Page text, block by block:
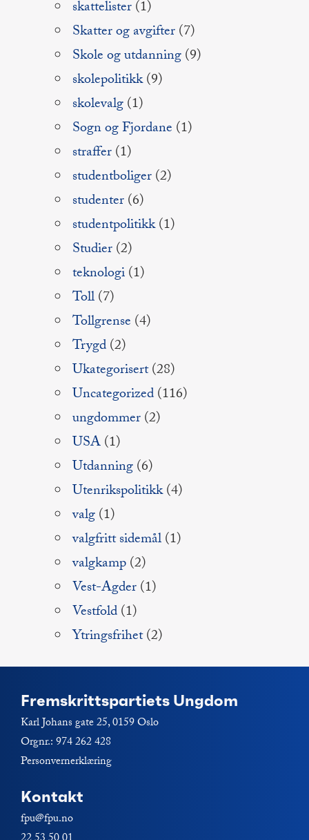
skattelister(1)
Skatter og avgifter(7)
Skole og utdanning(9)
skolepolitikk(9)
skolevalg(1)
Sogn og Fjordane (1)
straffer(1)
studentboliger(2)
studenter(6)
studentpolitikk(1)
Studier(2)
teknologi(1)
Toll(7)
Tollgrense (4)
Trygd(2)
Ukategorisert(28)
Uncategorized(116)
ungdommer(2)
USA(1)
Utdanning(6)
Utenrikspolitikk(4)
valg(1)
valgfritt sidemål(1)
valgkamp(2)
Vest-Agder(1)
Vestfold(1)
Ytringsfrihet(2)
Fremskrittspartiets Ungdom
Karl Johans gate 25, 0159 Oslo
Orgnr.: 974 262 428
Personvernerklæring
Kontakt
fpu@fpu.no